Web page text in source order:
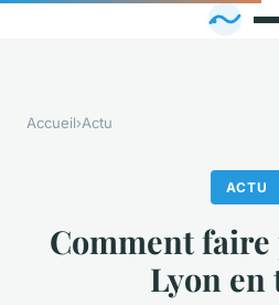
Accueil›Actu
ACTU
Comment
Lyon en